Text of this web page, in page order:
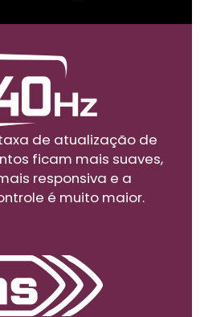
de atualização de
ficam mais suaves,
responsiva e a
é muito maior.